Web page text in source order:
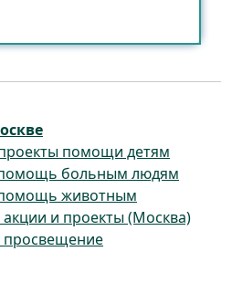
помощи детям
помощь больным людям
животным
акции и проекты (Москва)
просвещение